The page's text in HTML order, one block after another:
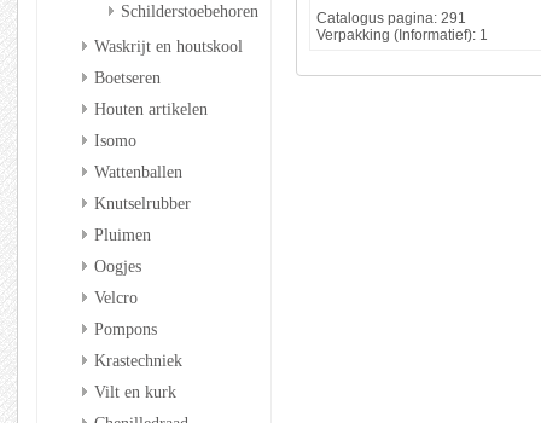
Schilderstoebehoren
Waskrijt en houtskool
Boetseren
Houten artikelen
Isomo
Wattenballen
Knutselrubber
Pluimen
Oogjes
Velcro
Pompons
Krastechniek
Vilt en kurk
Catalogus pagina: 291
Verpakking (Informatief): 1